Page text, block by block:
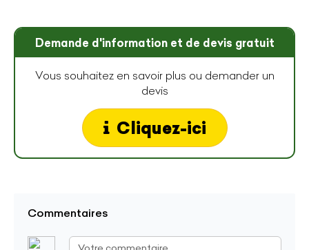
Demande d'information et de devis gratuit
Vous souhaitez en savoir plus ou demander un
devis
Cliquez-ici
Commentaires